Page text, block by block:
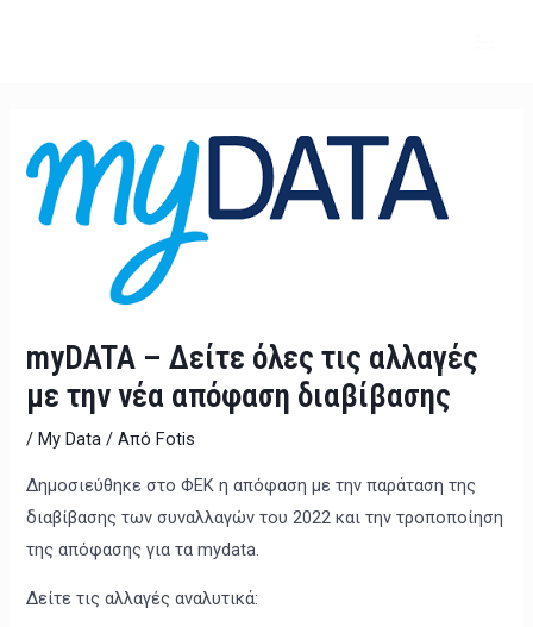
myDATA – Δείτε όλες τις αλλαγές
με την νέα απόφαση διαβίβασης
/My Data / ΑπόFotis
Δημοσιεύθηκε στο ΦΕΚ η απόφαση με την παράταση της
διαβίβασης των συναλλαγών του 2022 και την τροποποίηση
της απόφασης για τα mydata.
Δείτε τις αλλαγές αναλυτικά: